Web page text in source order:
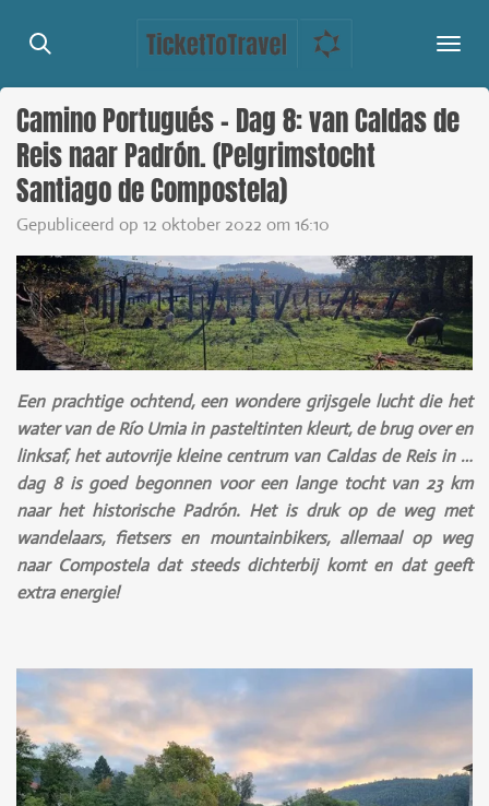
direct
de
hoofdinhoud
Camino Portugués - Dag 8: van Caldas de
Reis naar Padrón. (Pelgrimstocht
Santiago de Compostela)
Gepubliceerd op 12 oktober 2022 om 16:10
Een prachtige ochtend, een wondere grijsgele lucht die het
water van de Río Umia in pasteltinten kleurt, de brug over en
linksaf, het autovrije kleine centrum van Caldas de Reis in …
dag 8 is goed begonnen voor een lange tocht van 23 km
naar het historische Padrón. Het is druk op de weg met
wandelaars, fietsers en mountainbikers, allemaal op weg
naar Compostela dat steeds dichterbij komt en dat geeft
extra energie!